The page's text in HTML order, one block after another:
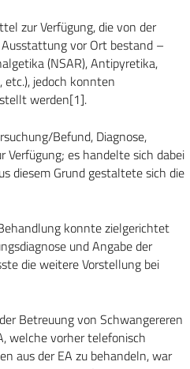
zur Verfügung, die von der
vor Ort bestand –
(NSAR), Antipyretika,
jedoch konnten
werden[1].
Befund, Diagnose,
Verfügung; es handelte sich dabei
diesem Grund gestaltete sich die
konnte zielgerichtet
und Angabe der
die weitere Vorstellung bei
Betreuung von Schwangereren
welche vorher telefonisch
aus der EA zu behandeln, war